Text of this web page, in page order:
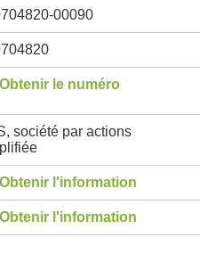
00090
Obtenir le numéro
société par actions
Obtenir l'information
Obtenir l'information